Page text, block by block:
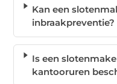
Kan een
inbraakpreventie?
Is een
kantooruren